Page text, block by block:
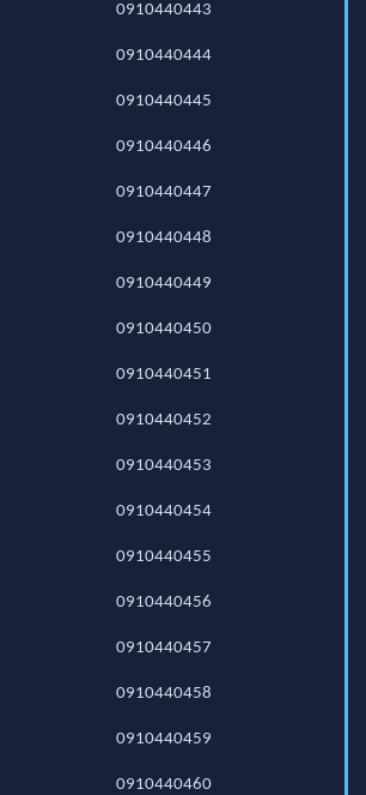
0910440443
0910440444
0910440445
0910440446
0910440447
0910440448
0910440449
0910440450
0910440451
0910440452
0910440453
0910440454
0910440455
0910440456
0910440457
0910440458
0910440459
0910440460